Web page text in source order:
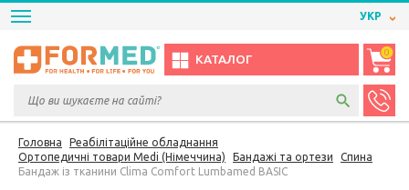
УКР
КАТАЛОГ
0
Головна
Реабілітаційне обладнання
Ортопедичні товари Medi (Німеччина)
Бандажі та ортези
Спина
Бандаж із тканини Clima Comfort Lumbamed BASIC